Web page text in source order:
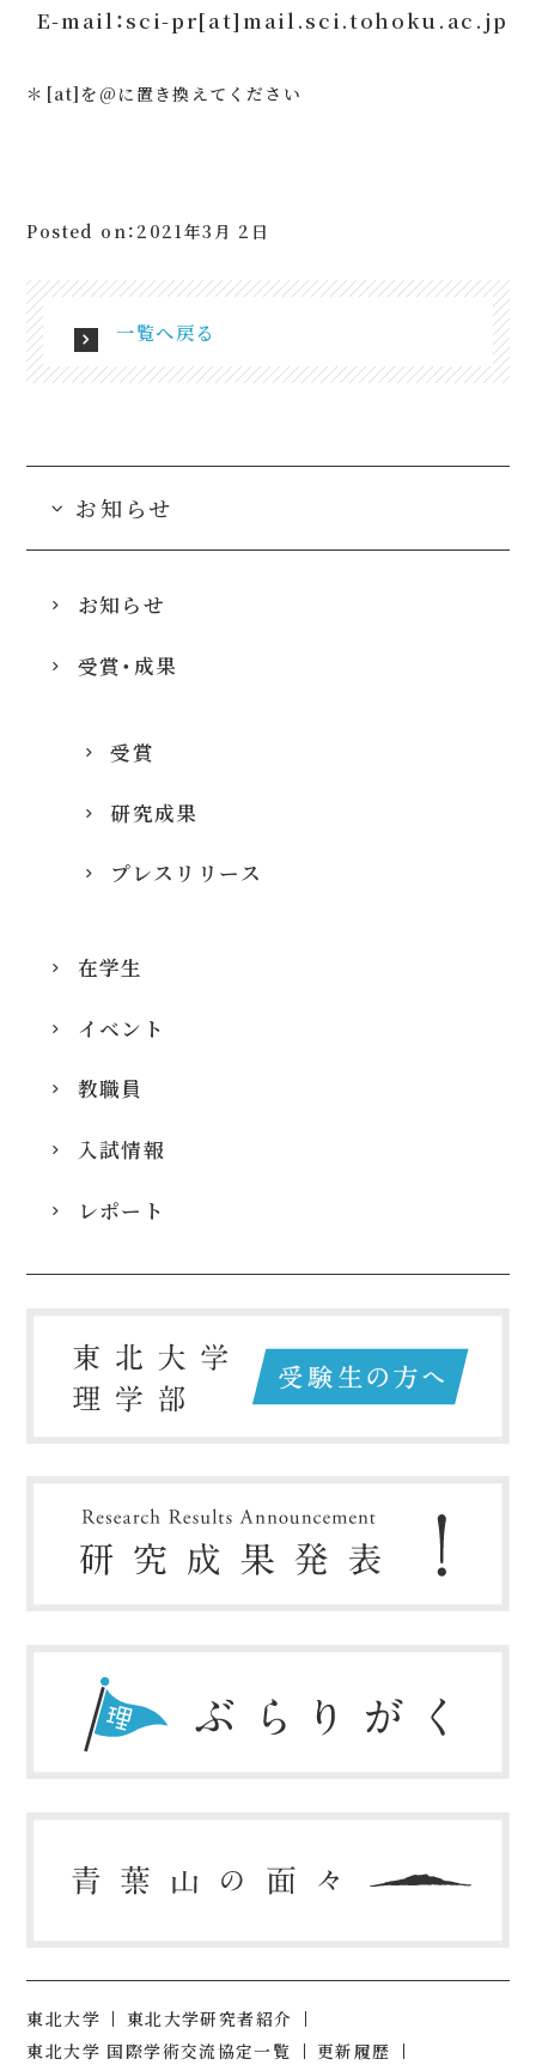
E-mail：sci-pr[at]mail.sci.tohoku.ac.jp
＊[at]を@に置き換えてください
Posted on：2021年3月 2日
一覧へ戻る
お知らせ
お知らせ
受賞・成果
受賞
研究成果
プレスリリース
在学生
イベント
教職員
入試情報
レポート
東北大学
東北大学研究者紹介
東北大学 国際学術交流協定一覧
更新履歴